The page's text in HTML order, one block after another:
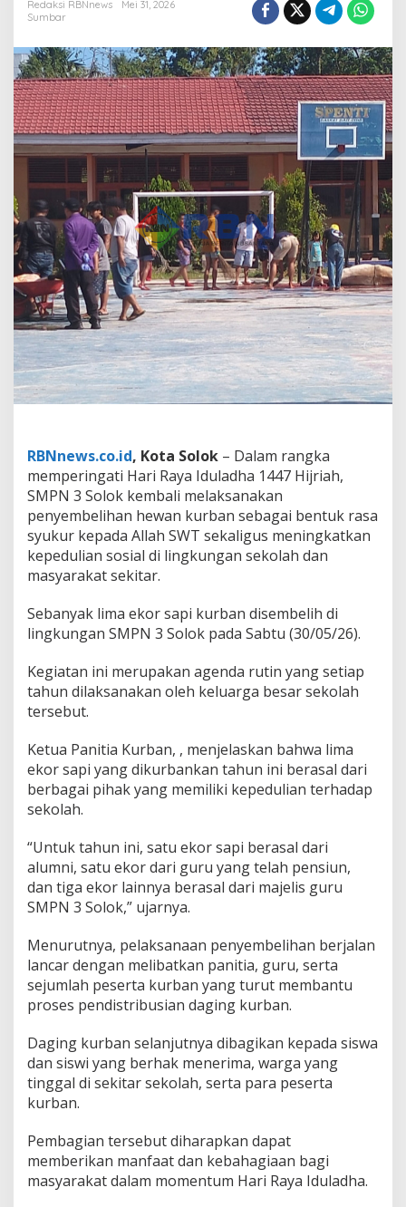
k
S
e
m
b
e
l
i
h
5
E
k
o
r
S
a
p
i
K
u
r
a
W
u
u
d
S
y
u
k
r
d
n
K
e
d
u
i
k
e
a
d
S
e
s
a
m
Redaksi RBNnews
Mei 31, 2026
Sumbar
RBNnews.co.id, Kota Solok – Dalam rangka
memperingati Hari Raya Iduladha 1447 Hijriah,
SMPN 3 Solok kembali melaksanakan
penyembelihan hewan kurban sebagai bentuk rasa
syukur kepada Allah SWT sekaligus meningkatkan
kepedulian sosial di lingkungan sekolah dan
masyarakat sekitar.
Sebanyak lima ekor sapi kurban disembelih di
lingkungan SMPN 3 Solok pada Sabtu (30/05/26).
Kegiatan ini merupakan agenda rutin yang setiap
tahun dilaksanakan oleh keluarga besar sekolah
tersebut.
Ketua Panitia Kurban, , menjelaskan bahwa lima
ekor sapi yang dikurbankan tahun ini berasal dari
berbagai pihak yang memiliki kepedulian terhadap
sekolah.
“Untuk tahun ini, satu ekor sapi berasal dari
alumni, satu ekor dari guru yang telah pensiun,
dan tiga ekor lainnya berasal dari majelis guru
SMPN 3 Solok,” ujarnya.
Menurutnya, pelaksanaan penyembelihan berjalan
lancar dengan melibatkan panitia, guru, serta
sejumlah peserta kurban yang turut membantu
proses pendistribusian daging kurban.
Daging kurban selanjutnya dibagikan kepada siswa
dan siswi yang berhak menerima, warga yang
tinggal di sekitar sekolah, serta para peserta
kurban.
Pembagian tersebut diharapkan dapat
memberikan manfaat dan kebahagiaan bagi
masyarakat dalam momentum Hari Raya Iduladha.